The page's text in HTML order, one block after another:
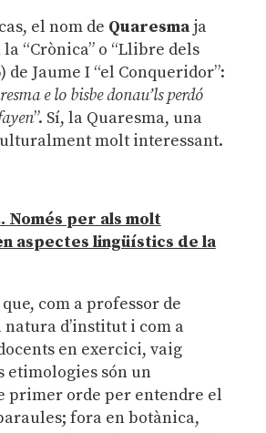
el nom de Quaresmaja
“Crònica” o “Llibre dels
de Jaume I “el Conqueridor”:
e lo bisbe donau’ls perdó
”. Sí, la Quaresma, una
molt interessant.
. Només per als molt
aspectes lingüístics de la
com a professor de
natura d’institut i com a
en exercici, vaig
etimologies són un
primer orde per entendre el
fora en botànica,